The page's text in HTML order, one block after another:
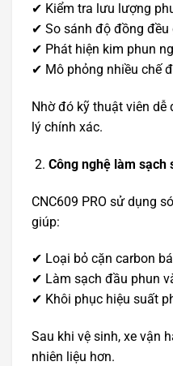
✔ Kiểm tra lưu lượng
✔ So sánh độ đồng đều
✔ Phát hiện kim phun
✔ Mô phỏng nhiều chế
Nhờ đó kỹ thuật viên
lý chính xác.
Công nghệ làm sạch
CNC609 PRO sử dụng
giúp:
✔ Loại bỏ cặn carbon
✔ Làm sạch đầu phun
✔ Khôi phục hiệu suất
Sau khi vệ sinh, xe vận
nhiên liệu hơn.